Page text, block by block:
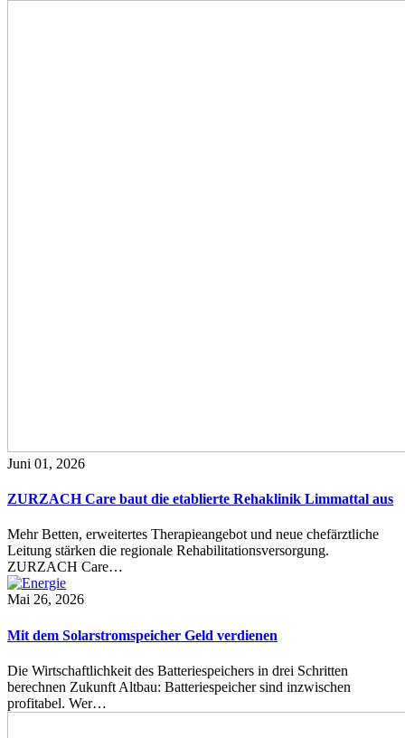
Juni 01, 2026
ZURZACH Care baut die etablierte Rehaklinik Limmattal aus
Mehr Betten, erweitertes Therapieangebot und neue chefärztliche
Leitung stärken die regionale Rehabilitationsversorgung.
ZURZACH Care…
Mai 26, 2026
Mit dem Solarstromspeicher Geld verdienen
Die Wirtschaftlichkeit des Batteriespeichers in drei Schritten
berechnen Zukunft Altbau: Batteriespeicher sind inzwischen
profitabel. Wer…